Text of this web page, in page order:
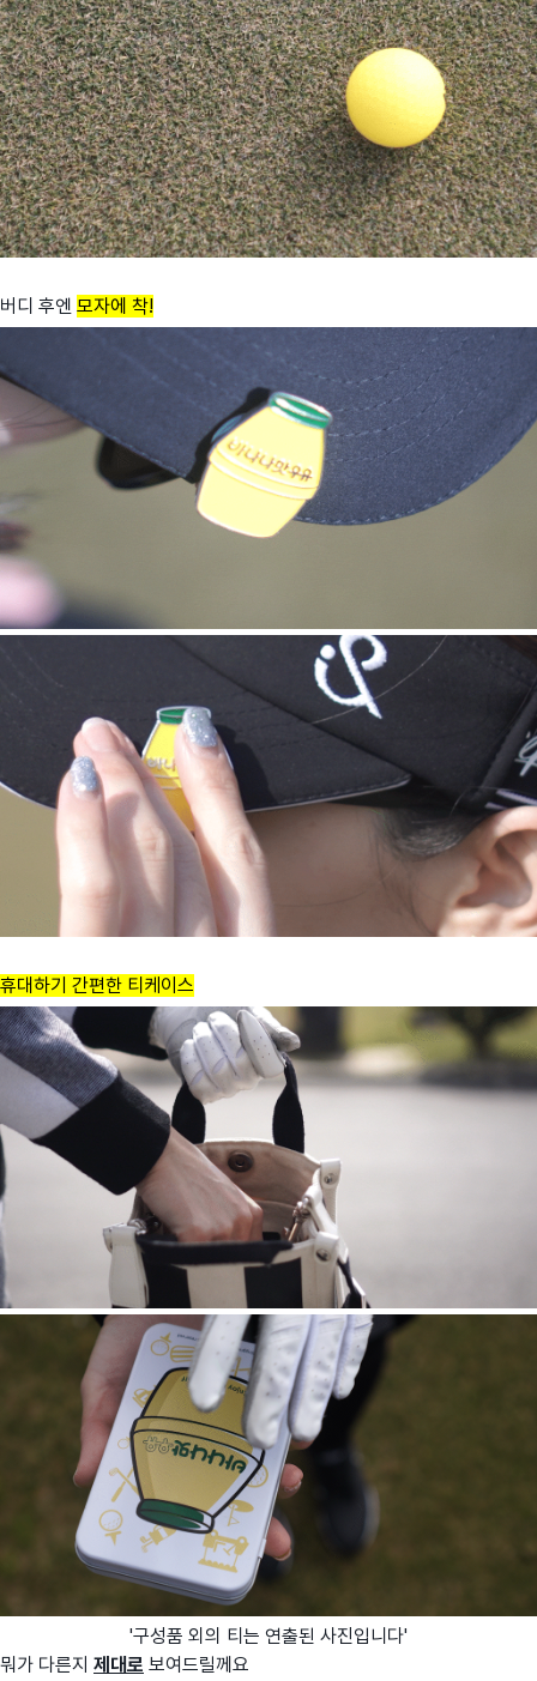
버디 후엔 모자에 착!
휴대하기 간편한 티케이스
'구성품 외의 티는 연출된 사진입니다'
뭐가 다른지 제대로 보여드릴께요